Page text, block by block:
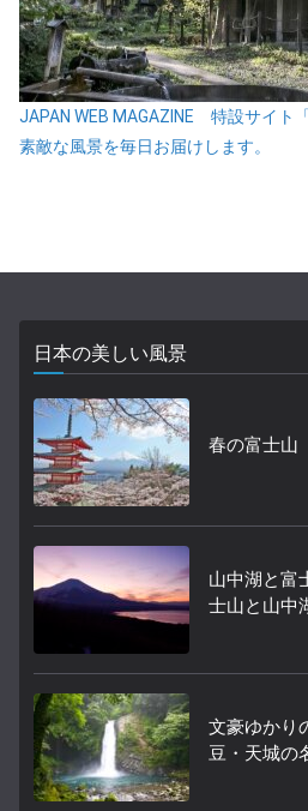
JAPAN WEB MAGAZINE 特設サイト
素敵な風景を毎日お届けします。
日本の美しい風景
春の富士
山中湖と
士山と山中
文豪ゆか
豆・天城の